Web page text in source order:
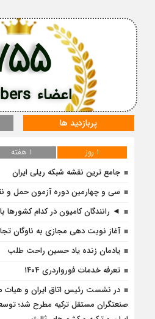
اعضاء Members
پربازدید ها
1 روز 1 هفته
جامع ترین نقشه شبکه ریلی ایران
سی و چهارمین دوره آزمون حمل و
◄ رانندگان کامیون در کدام کشورها
آغاز نوبت دهی مجازی به ناوگان
یادمان زنده یاد حسین راحت طلب
تعرفه خدمات فورواردری ۱۴۰4
در نشست رئیس اتاق ایران و هیات
صنعتگران مستقل ترکیه مطرح شد؛